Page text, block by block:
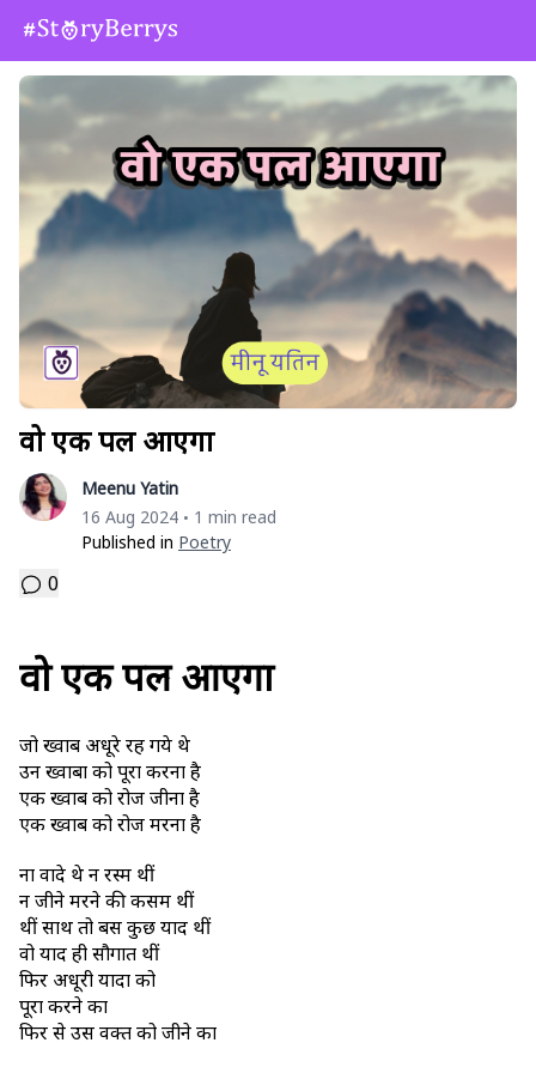
वो एक पल आएगा
Meenu Yatin
16 Aug 2024 • 1 min read
Published in Poetry
0
वो एक पल आएगा
जो ख्वाब अधूरे रह गये थे
उन ख्वाबों को पूरा करना है
एक ख्वाब को रोज जीना है
एक ख्वाब को रोज मरना है
ना वादे थे न रस्में थीं
न जीने मरने की कसमें थीं
थीं साथ तो बस कुछ यादें थीं
वो यादें ही सौगातें थीं
फिर अधूरी यादों को
पूरा करने का
फिर से उस वक्त को जीने का